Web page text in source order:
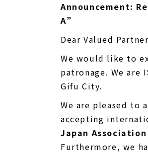
Announcement:
A”
Dear Valued
We would like to
patronage. We are
Gifu City.
We are pleased
accepting
Japan
Furthermore, we